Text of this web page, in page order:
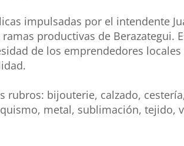
impulsadas por el intendente
productivas de Berazategui.
de los emprendedores
rubros: bijouterie, calzado,
metal, sublimación, tejido,